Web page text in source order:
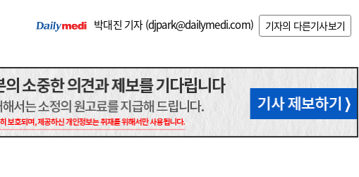
박대진 기자 (djpark@dailymedi.com) 기자의 다른기사보기